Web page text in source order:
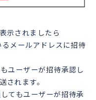
示されましたら
メールアドレスに招待
ユーザーが招待承認し
されます。
てもユーザーが招待承